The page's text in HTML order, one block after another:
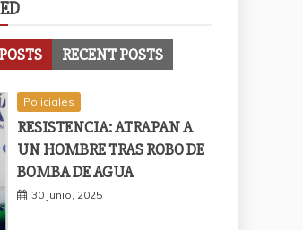
RECENT POSTS
Policiales
RESISTENCIA: ATRAPAN A
UN HOMBRE TRAS ROBO DE
BOMBA DE AGUA
30 junio, 2025